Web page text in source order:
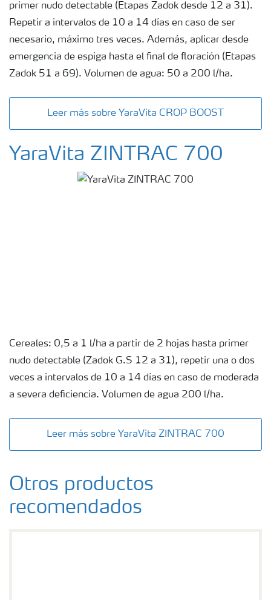
primer nudo detectable (Etapas Zadok desde 12 a 31).
Repetir a intervalos de 10 a 14 días en caso de ser
necesario, máximo tres veces. Además, aplicar desde
emergencia de espiga hasta el final de floración (Etapas
Zadok 51 a 69). Volumen de agua: 50 a 200 l/ha.
Leer más sobre YaraVita CROP BOOST
YaraVita ZINTRAC 700
Cereales: 0,5 a 1 l/ha a partir de 2 hojas hasta primer
nudo detectable (Zadok G.S 12 a 31), repetir una o dos
veces a intervalos de 10 a 14 días en caso de moderada
a severa deficiencia. Volumen de agua 200 l/ha.
Leer más sobre YaraVita ZINTRAC 700
Otros productos
recomendados